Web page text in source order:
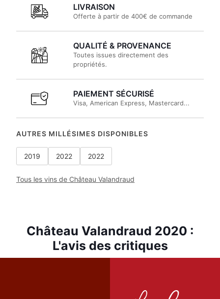
LIVRAISON
Offerte à partir de 400€ de commande
QUALITÉ & PROVENANCE
Toutes issues directement des
propriétés.
PAIEMENT SÉCURISÉ
Visa, American Express, Mastercard...
AUTRES MILLÉSIMES DISPONIBLES
2019 2022 2022
Tous les vins de Château Valandraud
Château Valandraud 2020 :
L'avis des critiques